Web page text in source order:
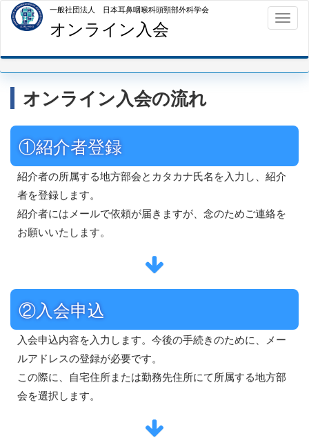
一般社団法人 日本耳鼻咽喉科頭頸部外科学会
オンライン入会
オンライン入会の流れ
①紹介者登録
紹介者の所属する地方部会とカタカナ氏名を入力し、紹介
者を登録します。
紹介者にはメールで依頼が届きますが、念のためご連絡を
お願いいたします。
②入会申込
入会申込内容を入力します。今後の手続きのために、メー
ルアドレスの登録が必要です。
この際に、自宅住所または勤務先住所にて所属する地方部
会を選択します。